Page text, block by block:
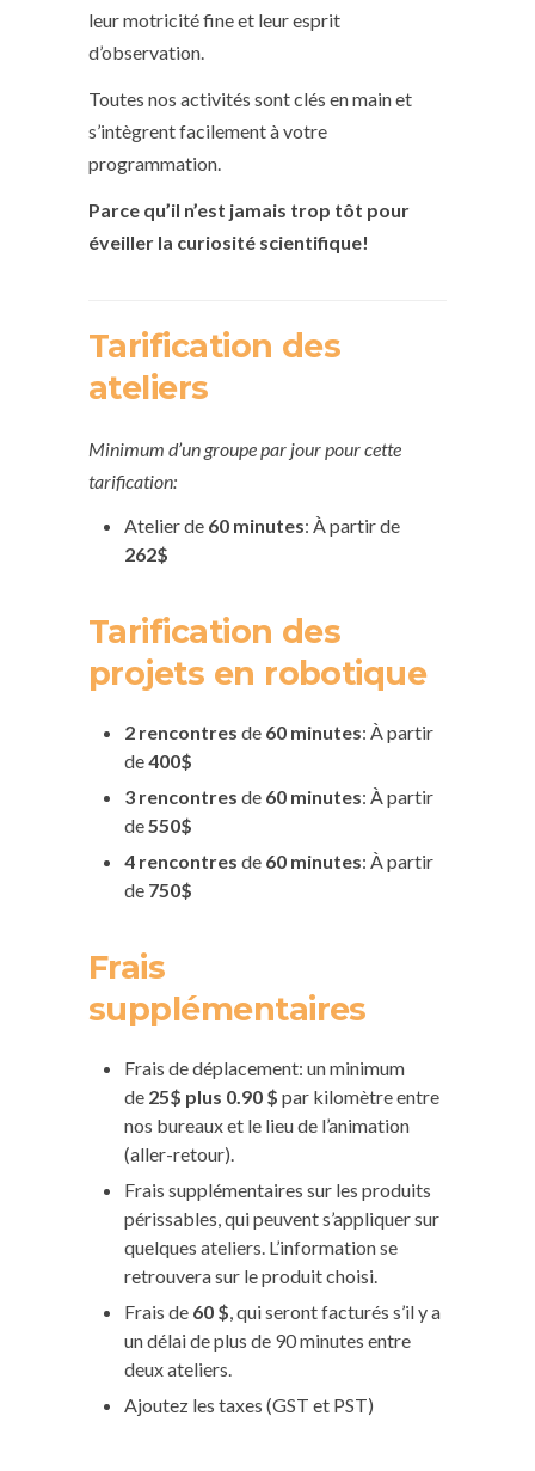
leur motricité fine et leur esprit
d’observation.
Toutes nos activités sont clés en main et
s’intègrent facilement à votre
programmation.
Parce qu’il n’est jamais trop tôt pour
éveiller la curiosité scientifique!
Tarification des
ateliers
Minimum d’un groupe par jour pour cette
tarification:
Atelier de 60 minutes: À partir de
262$
Tarification des
projets en robotique
2 rencontres de 60 minutes: À partir
de400$
3 rencontres de 60 minutes: À partir
de550$
4 rencontres de 60 minutes: À partir
de 750$
Frais
supplémentaires
Frais de déplacement: un minimum
de 25$ plus 0.90 $ par kilomètre entre
nos bureaux et le lieu de l’animation
(aller-retour).
Frais supplémentaires sur les produits
périssables, qui peuvent s’appliquer sur
quelques ateliers. L’information se
retrouvera sur le produit choisi.
Frais de 60 $, qui seront facturés s’il y a
un délai de plus de 90 minutes entre
deux ateliers.
Ajoutez les taxes (GST et PST)